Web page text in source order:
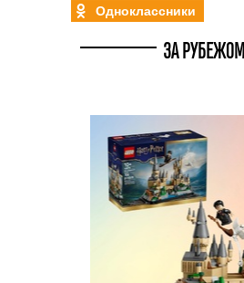
Одноклассники
ЗА РУБЕЖОМ